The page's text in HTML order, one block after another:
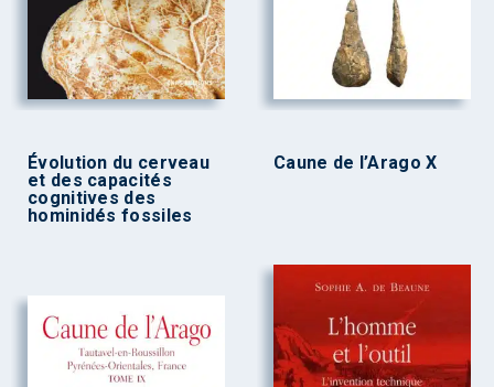
Évolution du cerveau
et des capacités
cognitives des
hominidés fossiles
Caune de l’Arago X